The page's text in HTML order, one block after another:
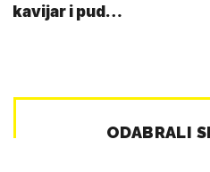
kavijar i pud…